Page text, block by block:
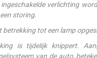
verlichting
storing.
tot een lamp
is tijdelijk knippert.
van de auto,